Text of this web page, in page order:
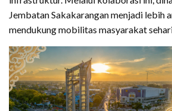
Jembatan Sakakarangan menjadi lebih
mendukung mobilitas masyarakat